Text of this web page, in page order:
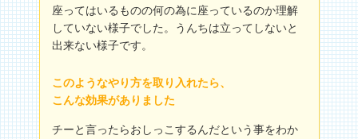
座ってはいるものの何の為に座っているのか理解
していない様子でした。うんちは立ってしないと
出来ない様子です。
このようなやり方を取り入れたら、
こんな効果がありました
チーと言ったらおしっこするんだという事をわか